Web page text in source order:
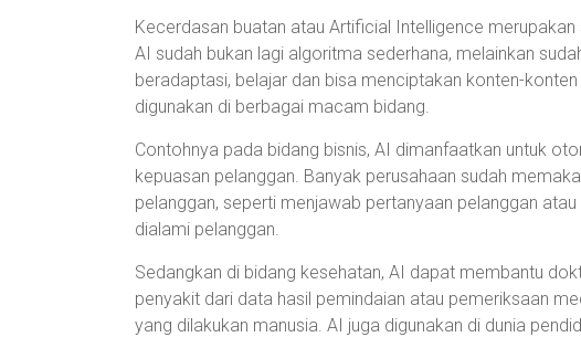
Kecerdasan buatan atau Artificial Intelligence
AI sudah bukan lagi algoritma sederhana, melainkan
beradaptasi, belajar dan bisa menciptakan konten-
digunakan di berbagai macam bidang.
Contohnya pada bidang bisnis, AI dimanfaatkan untuk
kepuasan pelanggan. Banyak perusahaan sudah
pelanggan, seperti menjawab pertanyaan pelanggan
dialami pelanggan.
Sedangkan di bidang kesehatan, AI dapat membantu
penyakit dari data hasil pemindaian atau pemeriksaan
yang dilakukan manusia. AI juga digunakan di dunia